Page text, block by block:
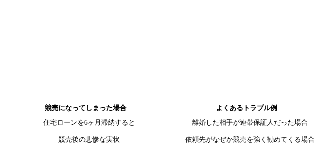
競売になってしまった場合
住宅ローンを6ヶ月滞納すると
競売後の悲惨な実状
よくあるトラブル例
離婚した相手が連帯保証人だった場合
依頼先がなぜか競売を強く勧めてくる場合